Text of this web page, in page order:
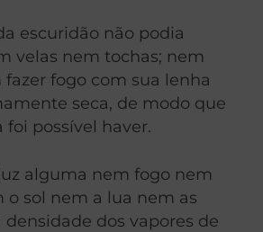
escuridão não podia
velas nem tochas; nem
fogo com sua lenha
seca, de modo que
foi possível haver.
alguma nem fogo nem
o sol nem a lua nem as
densidade dos vapores de